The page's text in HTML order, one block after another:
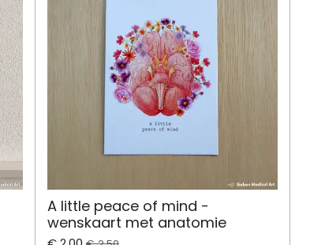
A little peace of mind -
wenskaart met anatomie